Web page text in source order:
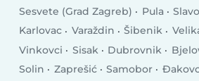
Sesvete (Grad Zagreb)
Pula
Karlovac
Varaždin Šibenik
Vinkovci
Sisak Dubrovnik
Solin
Zaprešić Samobor